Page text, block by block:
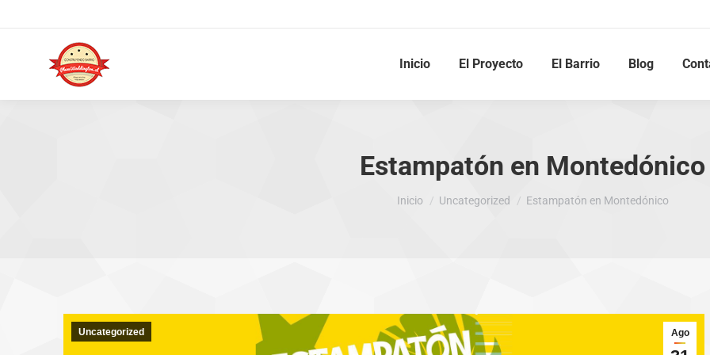
Inicio El Proyecto El Barrio Blog
Estampatón en Montedónico
Estás aquí:
Inicio Uncategorized Estampatón en Montedónico
Ago
Uncategorized